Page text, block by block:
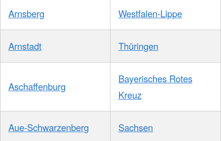
Arnsberg Westfalen-Lippe
Arnstadt Thüringen
Aschaffenburg
Bayerisches Rotes
Kreuz
Aue-Schwarzenberg Sachsen